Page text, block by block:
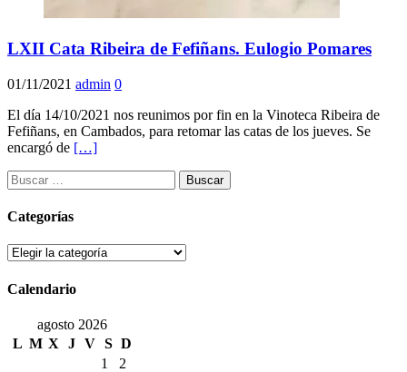
LXII Cata Ribeira de Fefiñans. Eulogio Pomares
01/11/2021 admin 0
El día 14/10/2021 nos reunimos por fin en la Vinoteca Ribeira de
Fefiñans, en Cambados, para retomar las catas de los jueves. Se
encargó de […]
Buscar:
Categorías
Categorías
Calendario
agosto 2026
L M X J V S D
1
2